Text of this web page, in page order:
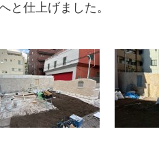
と仕上げました。